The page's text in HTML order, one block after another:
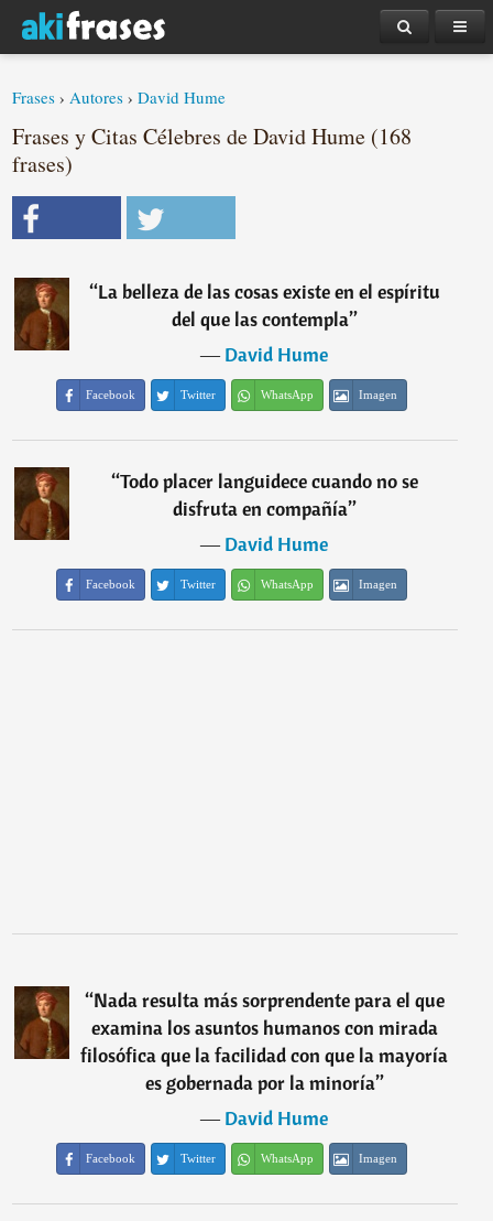
Frases ›Autores ›David Hume
Frases y Citas Célebres de David Hume (168
frases)
“La belleza de las cosas existe en el espíritu
del que las contempla”
―David Hume
Facebook Twitter WhatsApp Imagen
“Todo placer languidece cuando no se
disfruta en compañía”
―David Hume
Facebook Twitter WhatsApp Imagen
“Nada resulta más sorprendente para el que
examina los asuntos humanos con mirada
filosófica que la facilidad con que la mayoría
es gobernada por la minoría”
―David Hume
Facebook Twitter WhatsApp Imagen